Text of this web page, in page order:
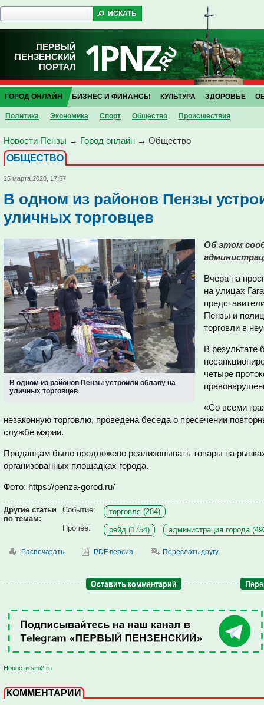
ПЕРВЫЙ
ПЕНЗЕНСКИЙ
ПОРТАЛ
ГОРОД ОНЛАЙН
Политика Экономика Спорт Общество Проиcшествия
БИЗНЕС И ФИНАНСЫ КУЛЬТУРА ЗДОРОВЬЕ
Новости Пензы → Город онлайн → Общество
ОБЩЕСТВО
25 марта 2020, 17:57
В одном из районов Пензы
уличных торговцев
В одном из районов Пензы устроили облаву на
уличных торговцев
Об этом
Вчера на
на улицах
Пензы и
торговли в
В результате
четыре
«Со всеми
незаконную торговлю, проведена беседа о пресечении
службе мэрии.
Продавцам было предложено реализовывать товары на
организованных площадках города.
Фото: https://penza-gorod.ru/
Другие статьи
по темам:
Событие:
торговля (284)
Прочее:
рейд (1754) администрация города
Распечатать PDF версия Переслать другу
Оставить комментарий
Новости smi2.ru
КОММЕНТАРИИ